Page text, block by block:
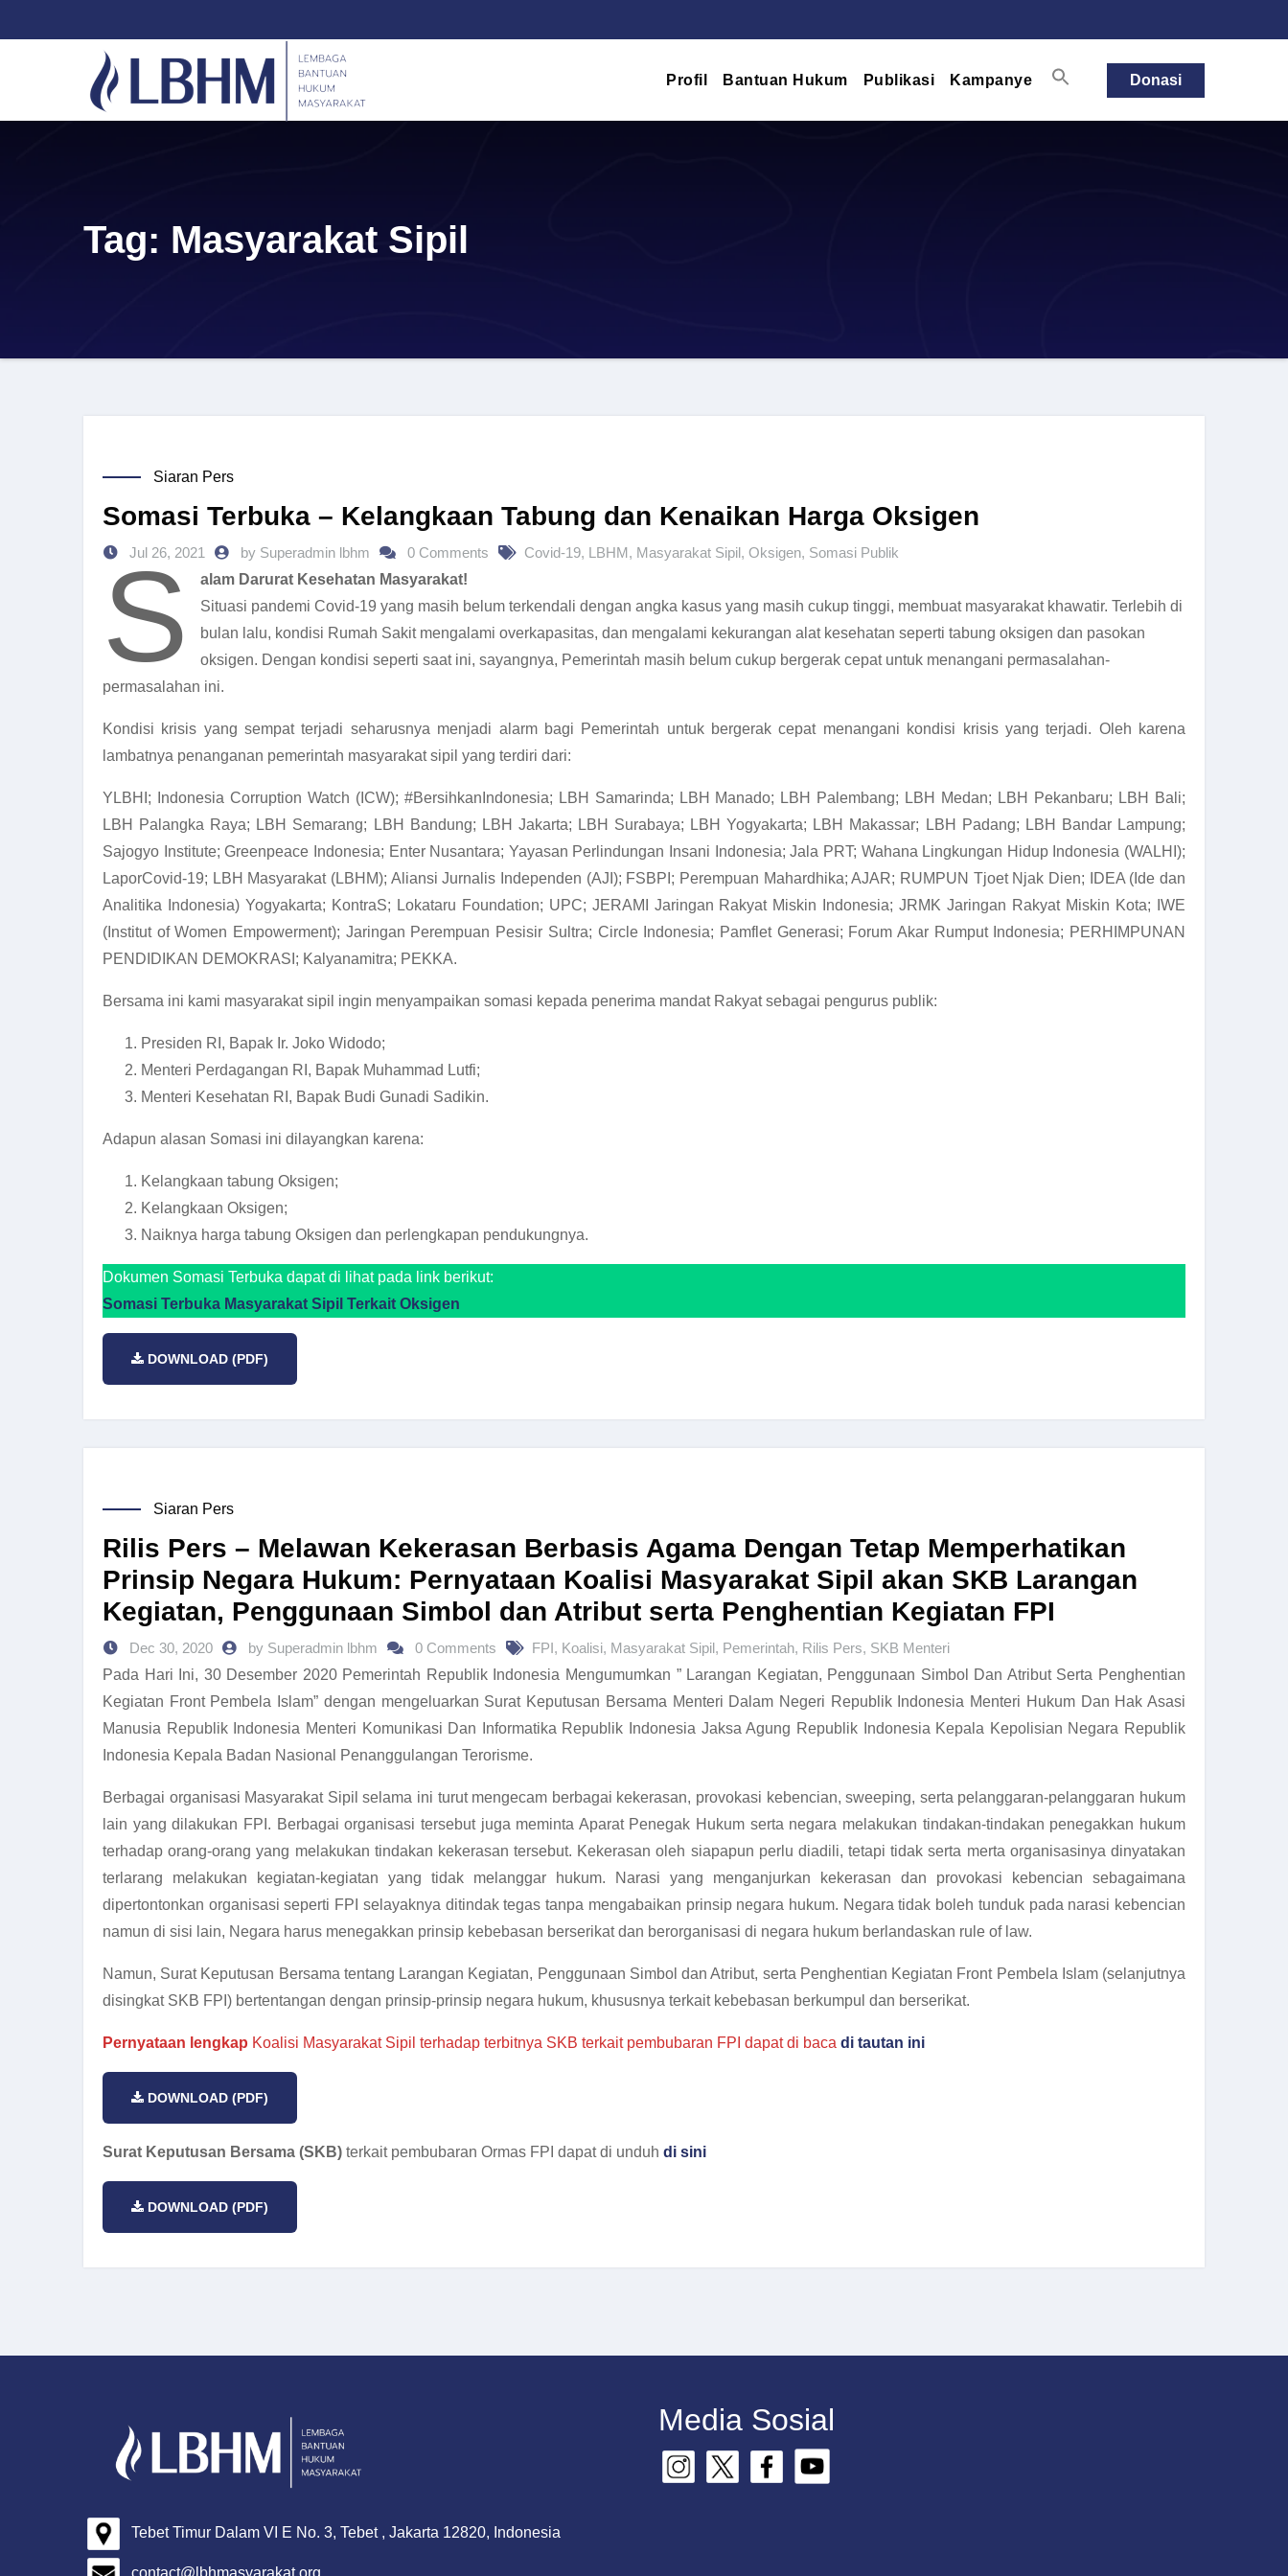
to
Profil
Bantuan Hukum Publikasi Kampanye Donasi
Tag: Masyarakat Sipil
Siaran Pers
Somasi Terbuka – Kelangkaan Tabung dan Kenaikan Harga Oksigen
Jul 26, 2021 by Superadmin lbhm 0 Comments Covid-19, LBHM, Masyarakat Sipil, Oksigen, Somasi Publik
S
alam Darurat Kesehatan Masyarakat!
Situasi pandemi Covid-19 yang masih belum terkendali dengan angka kasus yang masih cukup tinggi, membuat masyarakat khawatir. Terlebih di
bulan lalu, kondisi Rumah Sakit mengalami overkapasitas, dan mengalami kekurangan alat kesehatan seperti tabung oksigen dan pasokan
oksigen. Dengan kondisi seperti saat ini, sayangnya, Pemerintah masih belum cukup bergerak cepat untuk menangani permasalahan-
permasalahan ini.
Kondisi krisis yang sempat terjadi seharusnya menjadi alarm bagi Pemerintah untuk bergerak cepat menangani kondisi krisis yang terjadi. Oleh karena
lambatnya penanganan pemerintah masyarakat sipil yang terdiri dari:
YLBHI; Indonesia Corruption Watch (ICW); #BersihkanIndonesia; LBH Samarinda; LBH Manado; LBH Palembang; LBH Medan; LBH Pekanbaru; LBH Bali;
LBH Palangka Raya; LBH Semarang; LBH Bandung; LBH Jakarta; LBH Surabaya; LBH Yogyakarta; LBH Makassar; LBH Padang; LBH Bandar Lampung;
Sajogyo Institute; Greenpeace Indonesia; Enter Nusantara; Yayasan Perlindungan Insani Indonesia; Jala PRT; Wahana Lingkungan Hidup Indonesia (WALHI);
LaporCovid-19; LBH Masyarakat (LBHM); Aliansi Jurnalis Independen (AJI); FSBPI; Perempuan Mahardhika; AJAR; RUMPUN Tjoet Njak Dien; IDEA (Ide dan
Analitika Indonesia) Yogyakarta; KontraS; Lokataru Foundation; UPC; JERAMI Jaringan Rakyat Miskin Indonesia; JRMK Jaringan Rakyat Miskin Kota; IWE
(Institut of Women Empowerment); Jaringan Perempuan Pesisir Sultra; Circle Indonesia; Pamflet Generasi; Forum Akar Rumput Indonesia; PERHIMPUNAN
PENDIDIKAN DEMOKRASI; Kalyanamitra; PEKKA.
Bersama ini kami masyarakat sipil ingin menyampaikan somasi kepada penerima mandat Rakyat sebagai pengurus publik:
Presiden RI, Bapak Ir. Joko Widodo;
Menteri Perdagangan RI, Bapak Muhammad Lutfi;
Menteri Kesehatan RI, Bapak Budi Gunadi Sadikin.
Adapun alasan Somasi ini dilayangkan karena:
Kelangkaan tabung Oksigen;
Kelangkaan Oksigen;
Naiknya harga tabung Oksigen dan perlengkapan pendukungnya.
Dokumen Somasi Terbuka dapat di lihat pada link berikut:
Somasi Terbuka Masyarakat Sipil Terkait Oksigen
DOWNLOAD (PDF)
Siaran Pers
Rilis Pers – Melawan Kekerasan Berbasis Agama Dengan Tetap Memperhatikan
Prinsip Negara Hukum: Pernyataan Koalisi Masyarakat Sipil akan SKB Larangan
Kegiatan, Penggunaan Simbol dan Atribut serta Penghentian Kegiatan FPI
Dec 30, 2020 by Superadmin lbhm 0 Comments FPI, Koalisi, Masyarakat Sipil, Pemerintah, Rilis Pers, SKB Menteri
Pada Hari Ini, 30 Desember 2020 Pemerintah Republik Indonesia Mengumumkan ” Larangan Kegiatan, Penggunaan Simbol Dan Atribut Serta Penghentian
Kegiatan Front Pembela Islam” dengan mengeluarkan Surat Keputusan Bersama Menteri Dalam Negeri Republik Indonesia Menteri Hukum Dan Hak Asasi
Manusia Republik Indonesia Menteri Komunikasi Dan Informatika Republik Indonesia Jaksa Agung Republik Indonesia Kepala Kepolisian Negara Republik
Indonesia Kepala Badan Nasional Penanggulangan Terorisme.
Berbagai organisasi Masyarakat Sipil selama ini turut mengecam berbagai kekerasan, provokasi kebencian, sweeping, serta pelanggaran-pelanggaran hukum
lain yang dilakukan FPI. Berbagai organisasi tersebut juga meminta Aparat Penegak Hukum serta negara melakukan tindakan-tindakan penegakkan hukum
terhadap orang-orang yang melakukan tindakan kekerasan tersebut. Kekerasan oleh siapapun perlu diadili, tetapi tidak serta merta organisasinya dinyatakan
terlarang melakukan kegiatan-kegiatan yang tidak melanggar hukum. Narasi yang menganjurkan kekerasan dan provokasi kebencian sebagaimana
dipertontonkan organisasi seperti FPI selayaknya ditindak tegas tanpa mengabaikan prinsip negara hukum. Negara tidak boleh tunduk pada narasi kebencian
namun di sisi lain, Negara harus menegakkan prinsip kebebasan berserikat dan berorganisasi di negara hukum berlandaskan rule of law.
Namun, Surat Keputusan Bersama tentang Larangan Kegiatan, Penggunaan Simbol dan Atribut, serta Penghentian Kegiatan Front Pembela Islam (selanjutnya
disingkat SKB FPI) bertentangan dengan prinsip-prinsip negara hukum, khususnya terkait kebebasan berkumpul dan berserikat.
Pernyataan lengkap Koalisi Masyarakat Sipil terhadap terbitnya SKB terkait pembubaran FPI dapat di baca di tautan ini
DOWNLOAD (PDF)
Surat Keputusan Bersama (SKB) terkait pembubaran Ormas FPI dapat di unduh di sini
DOWNLOAD (PDF)
Tebet Timur Dalam VI E No. 3, Tebet , Jakarta 12820, Indonesia
Media Sosial